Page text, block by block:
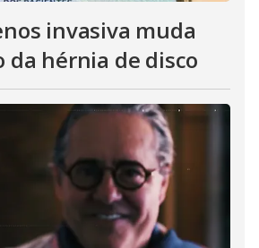
invasiva muda
hérnia de disco